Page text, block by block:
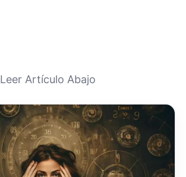
Leer Artículo Abajo